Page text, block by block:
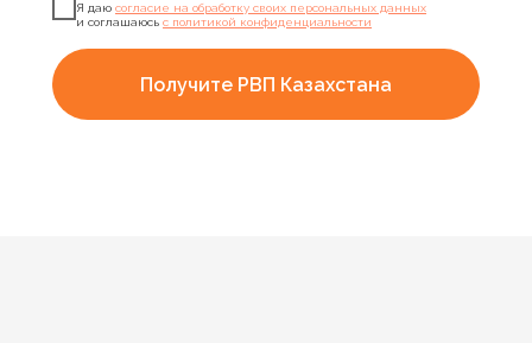
Я даю согласие на обработку своих персональных данных
и соглашаюсь с политикой конфиденциальности
Получите РВП Казахстана